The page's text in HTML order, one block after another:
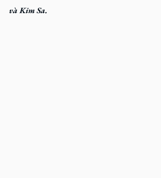
và Kim Sa.